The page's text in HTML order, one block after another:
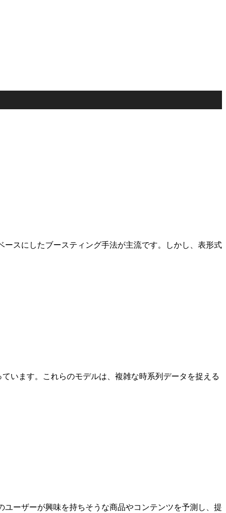
スにしたブースティング手法が主流です。しかし、表形式
います。これらのモデルは、複雑な時系列データを捉える
ーザーが興味を持ちそうな商品やコンテンツを予測し、提